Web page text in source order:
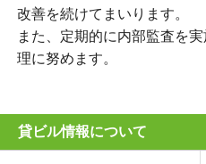
改善を続けてまいります。
また、定期的に内部監査を
理に努めます。
貸ビル情報について